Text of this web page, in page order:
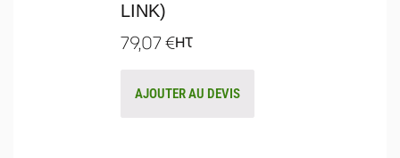
LINK)
79,07€HT
AJOUTER AU DEVIS